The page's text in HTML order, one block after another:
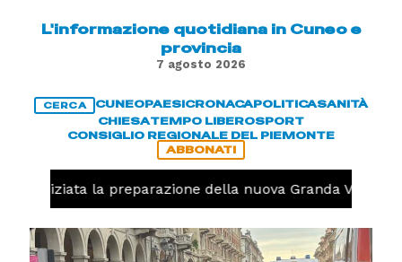
L'informazione quotidiana in Cuneo e
provincia
7 agosto 2026
CERCA CUNEOPAESICRONACAPOLITICASANITÀ
CHIESATEMPO LIBEROSPORT
CONSIGLIO REGIONALE DEL PIEMONTE
ABBONATI
iniziata la preparazione della nuova Granda Volley